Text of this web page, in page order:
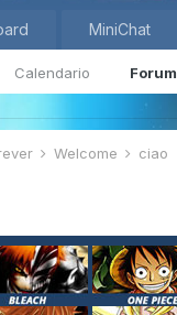
Calendario Forum
MiniChat
Welcome ciao